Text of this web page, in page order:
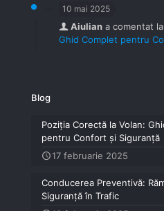
10 mai 2025
Aiulian a comentat la
Ghid Complet pentru
Blog
Poziția Corectă la Volan:
pentru Confort și Siguranță
17 februarie 2025
Conducerea Preventivă:
Siguranță în Trafic